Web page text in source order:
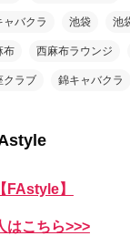
バクラ 池袋 池
布 西麻布ラウンジ
クラブ 錦キャバクラ
FAstyle】
はこちら>>>